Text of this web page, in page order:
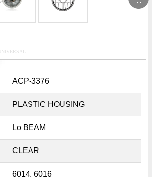
ACP-3376
PLASTIC HOUSING
Lo BEAM
CLEAR
6014, 6016